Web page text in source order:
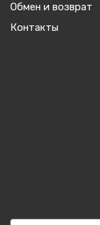
Обмен и возврат
Контакты